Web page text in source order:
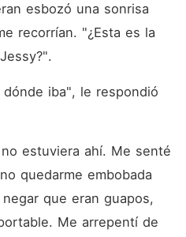
esbozó una sonrisa
recorrían. "¿Esta es la
iba", le respondió
estuviera ahí. Me senté
quedarme embobada
que eran guapos,
Me arrepentí de